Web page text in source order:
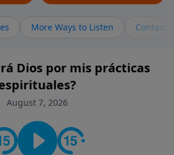
More Ways to Listen Contact
Dios por mis prácticas
August 7, 2026